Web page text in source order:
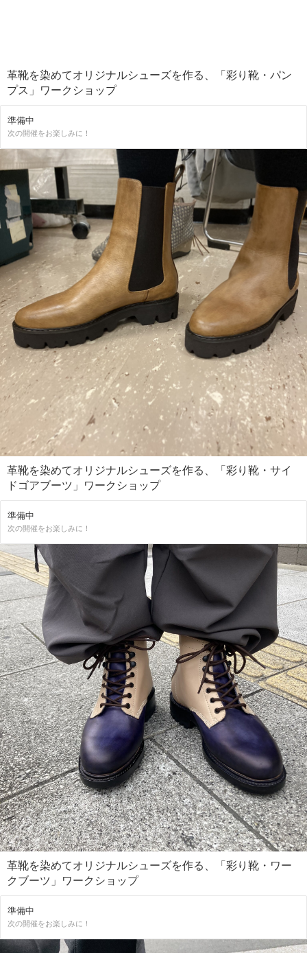
革靴を染めてオリジナルシューズを作る、「彩り靴・パン
プス」ワークショップ
準備中
次の開催をお楽しみに！
革靴を染めてオリジナルシューズを作る、「彩り靴・サイ
ドゴアブーツ」ワークショップ
準備中
次の開催をお楽しみに！
革靴を染めてオリジナルシューズを作る、「彩り靴・ワー
クブーツ」ワークショップ
準備中
次の開催をお楽しみに！